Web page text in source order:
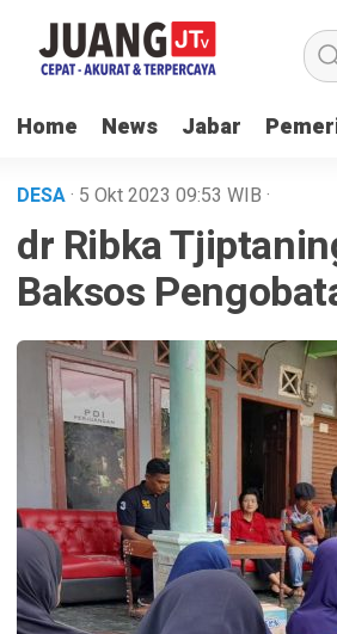
Home News Jabar
DESA· 5 Okt 2023 09:53 WIB ·
dr Ribka
Baksos